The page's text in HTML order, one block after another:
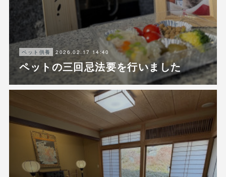
ペット供養 2026.02.17 14:40
ペットの三回忌法要を行いました